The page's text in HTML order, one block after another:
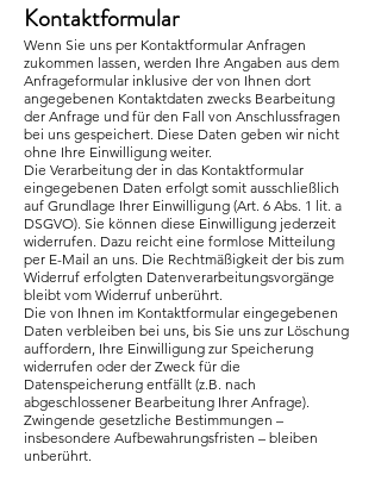
Kontaktformular
Wenn Sie uns per Kontaktformular Anfragen
zukommen lassen, werden Ihre Angaben aus dem
Anfrageformular inklusive der von Ihnen dort
angegebenen Kontaktdaten zwecks Bearbeitung
der Anfrage und für den Fall von Anschlussfragen
bei uns gespeichert. Diese Daten geben wir nicht
ohne Ihre Einwilligung weiter.
Die Verarbeitung der in das Kontaktformular
eingegebenen Daten erfolgt somit ausschließlich
auf Grundlage Ihrer Einwilligung (Art. 6 Abs. 1 lit. a
DSGVO). Sie können diese Einwilligung jederzeit
widerrufen. Dazu reicht eine formlose Mitteilung
per E-Mail an uns. Die Rechtmäßigkeit der bis zum
Widerruf erfolgten Datenverarbeitungsvorgänge
bleibt vom Widerruf unberührt.
Die von Ihnen im Kontaktformular eingegebenen
Daten verbleiben bei uns, bis Sie uns zur Löschung
auffordern, Ihre Einwilligung zur Speicherung
widerrufen oder der Zweck für die
Datenspeicherung entfällt (z.B. nach
abgeschlossener Bearbeitung Ihrer Anfrage).
Zwingende gesetzliche Bestimmungen –
insbesondere Aufbewahrungsfristen – bleiben
unberührt.